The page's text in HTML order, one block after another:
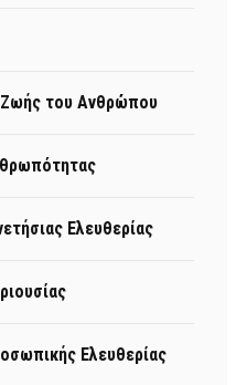
Ζωής του Ανθρώπου
Ελευθερίας
Ελευθερίας